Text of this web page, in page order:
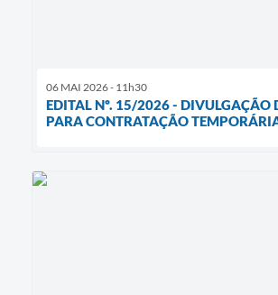
06 MAI 2026 - 11h30
EDITAL Nº. 15/2026 - DIVULGAÇÃO
PARA CONTRATAÇÃO